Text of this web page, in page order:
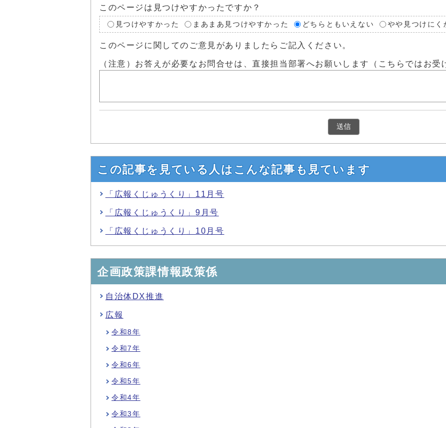
このページは見つけやすかったですか？
見つけやすかった まあまあ見つけやすかった どちらともいえない やや見つけにく
このページに関してのご意見がありましたらご記入ください。
（注意）お答えが必要なお問合せは、直接担当部署へお願いします（こちらではお受
この記事を見ている人はこんな記事も見ています
「広報くじゅうくり」11月号
「広報くじゅうくり」9月号
「広報くじゅうくり」10月号
企画政策課情報政策係
自治体DX推進
広報
令和8年
令和7年
令和6年
令和5年
令和4年
令和3年